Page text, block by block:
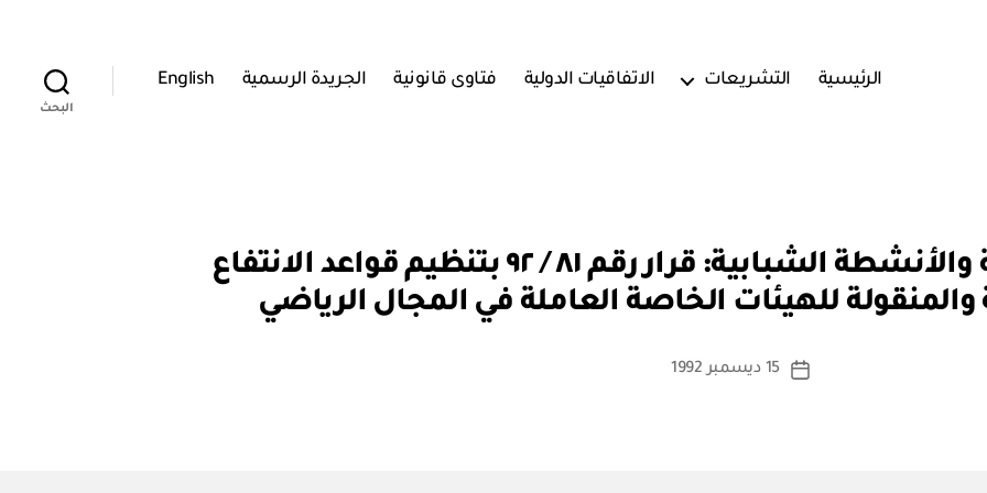
الرئيسية التشريعات الاتفاقيات الدولية فتاوى قانونية الجريدة الرسمية English
البحث
الهيئة العامة للرياضة والأنشطة الشبابية: قرار رقم ٨١ / ٩٢ بتنظيم قواعد الانتفاع
والمنقولة للهيئات الخاصة العاملة في المجال الرياضي
كاتب
بو
ا
س
ة
تاريخ
15 ديسمبر 1992